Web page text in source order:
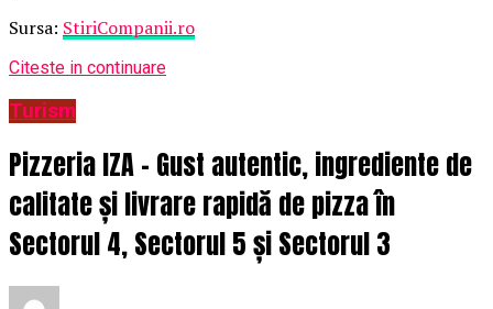
Sursa: StiriCompanii.ro
Citeste in continuare
Turism
Pizzeria IZA – Gust autentic, ingrediente de
calitate și livrare rapidă de pizza în
Sectorul 4, Sectorul 5 și Sectorul 3